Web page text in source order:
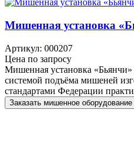
Мишенная установка
Артикул: 000207
Цена по запросу
Мишенная установка «Бьянчи»
системой подъёма мишеней
стандартами Федерации
Заказать мишенное оборудование